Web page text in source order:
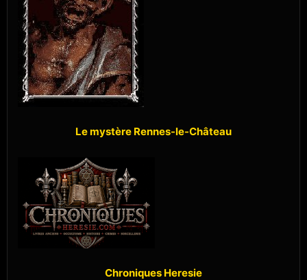
Le mystère Rennes-le-Château
Chroniques Heresie